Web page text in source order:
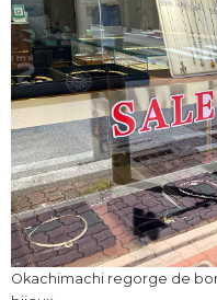
Okachimachi regorge de